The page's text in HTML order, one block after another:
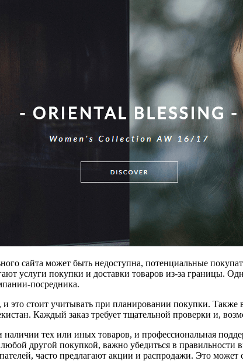
сайта может быть недоступна, потенциальные
услуги покупки и доставки товаров из-за границы.
посредника.
и это стоит учитывать при планировании покупки.
Каждый заказ требует тщательной проверки и,
и наличии тех или иных товаров, и профессиональная
другой покупкой, важно убедиться в
часто предлагают акции и распродажи. Это